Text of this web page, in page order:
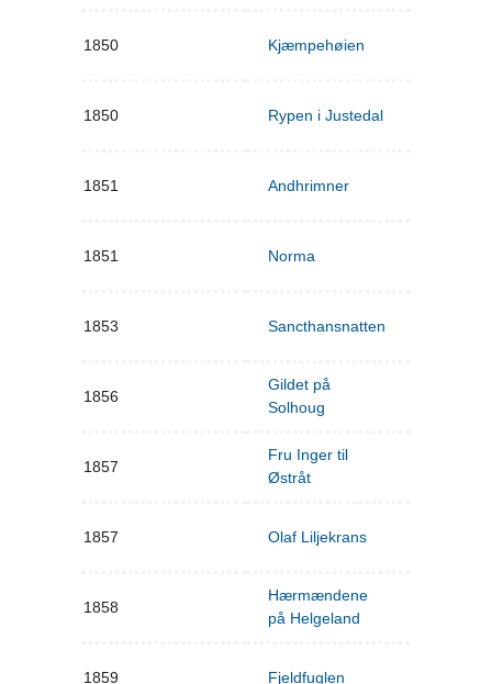
1850 Kjæmpehøien
1850 Rypen i Justedal
1851 Andhrimner
1851 Norma
1853 Sancthansnatten
1856
Gildet på
Solhoug
1857
Fru Inger til
Østråt
1857 Olaf Liljekrans
1858
Hærmændene
på Helgeland
1859 Fjeldfuglen